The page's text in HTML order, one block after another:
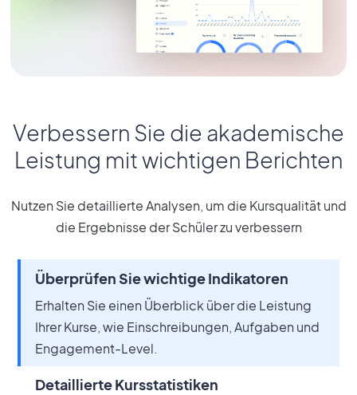
Verbessern Sie die akademische
Leistung mit wichtigen Berichten
Nutzen Sie detaillierte Analysen, um die Kursqualität und
die Ergebnisse der Schüler zu verbessern
Überprüfen Sie wichtige Indikatoren
Erhalten Sie einen Überblick über die Leistung
Ihrer Kurse, wie Einschreibungen, Aufgaben und
Engagement-Level.
Detaillierte Kursstatistiken